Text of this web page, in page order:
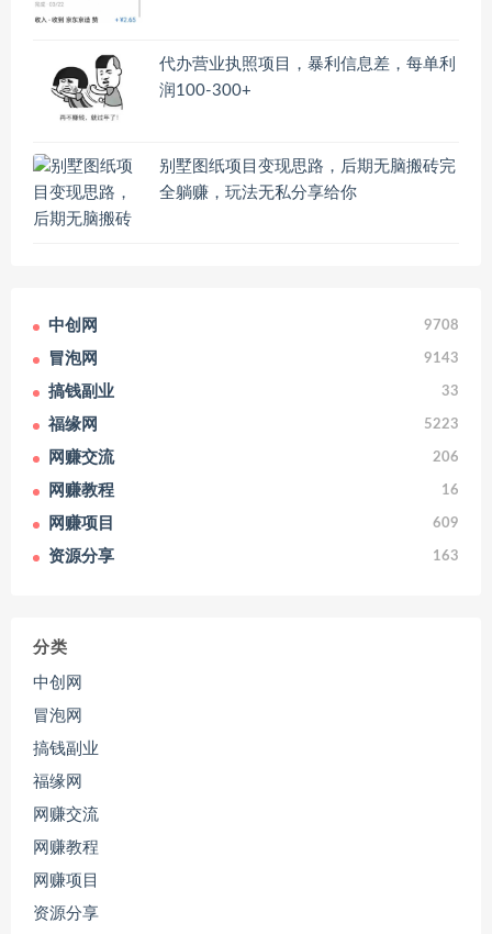
代办营业执照项目，暴利信息差，每单利
润100-300+
别墅图纸项目变现思路，后期无脑搬砖完
全躺赚，玩法无私分享给你
中创网 9708
冒泡网 9143
搞钱副业 33
福缘网 5223
网赚交流 206
网赚教程 16
网赚项目 609
资源分享 163
分类
中创网
冒泡网
搞钱副业
福缘网
网赚交流
网赚教程
网赚项目
资源分享